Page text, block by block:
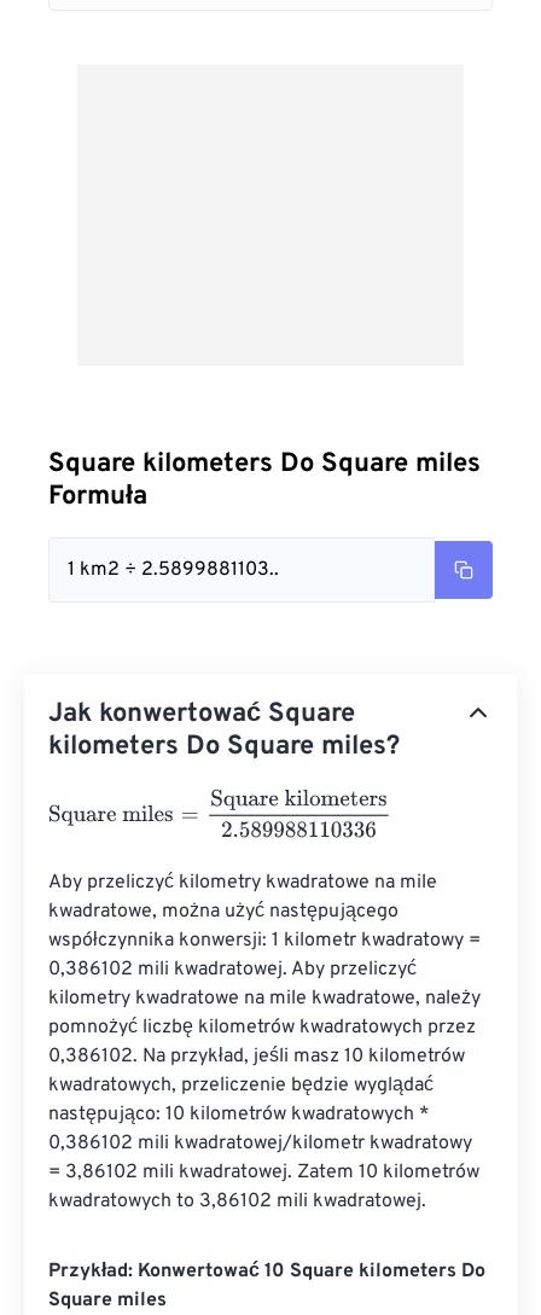
Square kilometers Do Square miles
Formuła
1 km2 ÷ 2.5899881103..
Jak konwertować Square
kilometers Do Square miles?
Square miles Square kilometers2.589988110336
Aby przeliczyć kilometry kwadratowe na mile
kwadratowe, można użyć następującego
współczynnika konwersji: 1 kilometr kwadratowy =
0,386102 mili kwadratowej. Aby przeliczyć
kilometry kwadratowe na mile kwadratowe, należy
pomnożyć liczbę kilometrów kwadratowych przez
0,386102. Na przykład, jeśli masz 10 kilometrów
kwadratowych, przeliczenie będzie wyglądać
następująco: 10 kilometrów kwadratowych *
0,386102 mili kwadratowej/kilometr kwadratowy
= 3,86102 mili kwadratowej. Zatem 10 kilometrów
kwadratowych to 3,86102 mili kwadratowej.
Przykład: Konwertować 10 Square kilometers Do
Square miles